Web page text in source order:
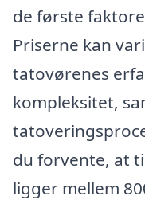
de første
Priserne kan
tatovørenes
kompleksitet,
du forvente, at
ligger mellem